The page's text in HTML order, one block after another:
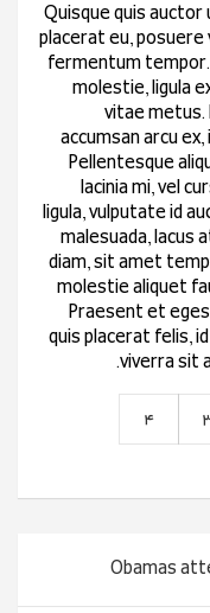
Quisque quis
placerat eu,
fermentum
molestie, ligula
vitae metus.
accumsan arcu
Pellentesque
lacinia mi, vel
ligula, vulputate id
malesuada, lacus
diam, sit amet
molestie aliquet
Praesent et
quis placerat felis,
viverra sit
4
Obamas